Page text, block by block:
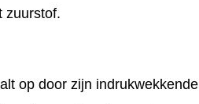
zuurstof.
op door zijn indrukwekkende